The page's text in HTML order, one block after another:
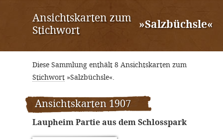
Ansichtskarten zum
Stichwort
»Salzbüchsle«
Diese Sammlung enthält 8 Ansichtskarten zum
Stichwort »Salzbüchsle«.
Ansichtskarten 1907
Laupheim Partie aus dem Schlosspark